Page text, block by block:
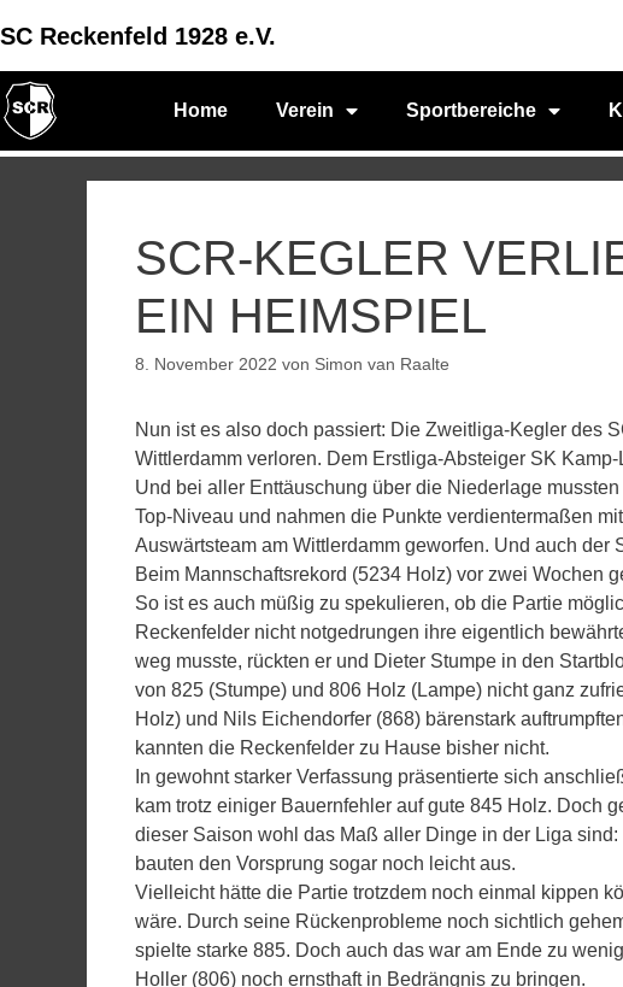
SC Reckenfeld 1928 e.V.
Home Verein Sportbereiche
SCR-KEGLER
EIN HEIMSPIEL
8. November 2022 von Simon van Raalte
Nun ist es also doch passiert: Die Zweitliga-Kegler des
Wittlerdamm verloren. Dem Erstliga-Absteiger SK
Und bei aller Enttäuschung über die Niederlage
Top-Niveau und nahmen die Punkte verdientermaßen
Auswärtsteam am Wittlerdamm geworfen. Und auch
Beim Mannschaftsrekord (5234 Holz) vor zwei Wochen
So ist es auch müßig zu spekulieren, ob die Partie
Reckenfelder nicht notgedrungen ihre eigentlich
weg musste, rückten er und Dieter Stumpe in den
von 825 (Stumpe) und 806 Holz (Lampe) nicht ganz
Holz) und Nils Eichendorfer (868) bärenstark
kannten die Reckenfelder zu Hause bisher nicht.
In gewohnt starker Verfassung präsentierte sich
kam trotz einiger Bauernfehler auf gute 845 Holz. Doch
dieser Saison wohl das Maß aller Dinge in der Liga
bauten den Vorsprung sogar noch leicht aus.
Vielleicht hätte die Partie trotzdem noch einmal kippen
wäre. Durch seine Rückenprobleme noch sichtlich
spielte starke 885. Doch auch das war am Ende zu
Holler (806) noch ernsthaft in Bedrängnis zu bringen.